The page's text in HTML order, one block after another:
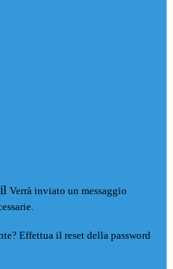
Verrà inviato un messaggio
Effettua il reset della password